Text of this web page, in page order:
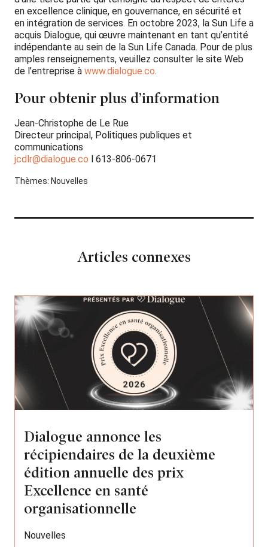
en excellence clinique, en gouvernance, en sécurité et
en intégration de services. En octobre 2023, la Sun Life a
acquis Dialogue, qui œuvre maintenant en tant qu’entité
indépendante au sein de la Sun Life Canada. Pour de plus
amples renseignements, veuillez consulter le site Web
de l’entreprise à www.dialogue.co.
Pour obtenir plus d’information
Jean-Christophe de Le Rue
Directeur principal, Politiques publiques et
communications
jcdlr@dialogue.co l 613-806-0671
Thèmes: Nouvelles
Articles connexes
Dialogue annonce les
récipiendaires de la deuxième
édition annuelle des prix
Excellence en santé
organisationnelle
Nouvelles